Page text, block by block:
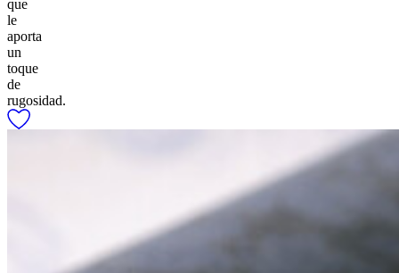
que
le
aporta
un
toque
de
rugosidad.